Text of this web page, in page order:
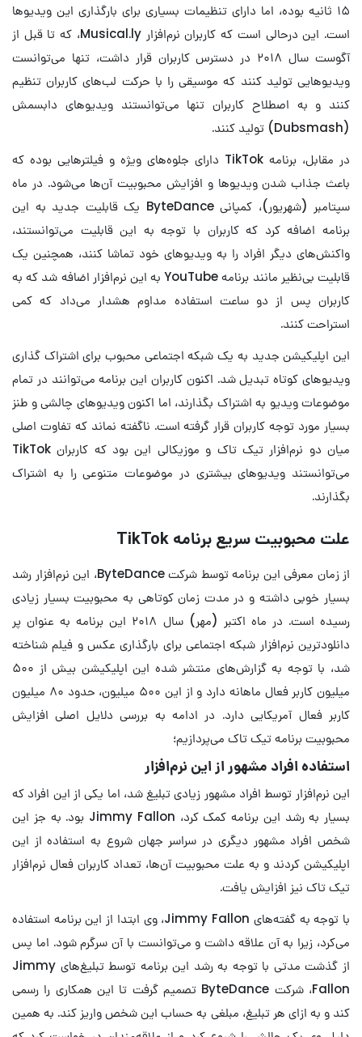
۱۵ ثانیه بوده، اما دارای تنظیمات بسیاری برای بارگذاری این ویدیوها
است. این درحالی است که کاربران نرم‌افزار Musical.ly، که تا قبل از
آگوست سال ۲۰۱۸ در دسترس کاربران قرار داشت، تنها می‌توانست
ویدیوهایی تولید کنند که موسیقی را با حرکت لب‌های کاربران تنظیم
کنند و به اصطلاح کاربران تنها می‌توانستند ویدیوهای دابسمش
(Dubsmash) تولید کنند.
در مقابل، برنامه TikTok دارای جلوه‌های ویژه و فیلترهایی بوده که
باعث جذاب شدن ویدیوها و افزایش محبوبیت آن‌ها می‌شود. در ماه
سپتامبر (شهریور)، کمپانی ByteDance یک قابلیت جدید به این
برنامه اضافه کرد که کاربران با توجه به این قابلیت می‌توانستند،
واکنش‌های دیگر افراد را به ویدیوهای خود تماشا کنند، همچنین یک
قابلیت بی‌نظیر مانند برنامه YouTube به این نرم‌افزار اضافه شد که به
کاربران پس از دو ساعت استفاده مداوم هشدار می‌داد که کمی
استراحت کنند.
این اپلیکیشن جدید به یک شبکه اجتماعی محبوب برای اشتراک گذاری
ویدیوهای کوتاه تبدیل شد. اکنون کاربران این برنامه می‌توانند در تمام
موضوعات ویدیو به اشتراک بگذارند، اما اکنون ویدیوهای چالشی و طنز
بسیار مورد توجه کاربران قرار گرفته است. ناگفته نماند که تفاوت اصلی
میان دو نرم‌افزار تیک تاک و موزیکالی این بود که کاربران TikTok
می‌توانستند ویدیوهای بیشتری در موضوعات متنوعی را به اشتراک
بگذارند.
علت محبوبیت سریع برنامه TikTok
از زمان معرفی این برنامه توسط شرکت ByteDance، این نرم‌افزار رشد
بسیار خوبی داشته و در مدت زمان کوتاهی به محبوبیت بسیار زیادی
رسیده است. در ماه اکتبر (مهر) سال ۲۰۱۸ این برنامه به عنوان پر
دانلودترین نرم‌افزار شبکه اجتماعی برای بارگذاری عکس و فیلم شناخته
شد، با توجه به گزارش‌های منتشر شده این اپلیکیشن بیش از ۵۰۰
میلیون کاربر فعال ماهانه دارد و از این ۵۰۰ میلیون، حدود ۸۰ میلیون
کاربر فعال آمریکایی دارد. در ادامه به بررسی دلایل اصلی افزایش
محبوبیت برنامه تیک تاک می‌پردازیم؛
استفاده افراد مشهور از این نرم‌افزار
این نرم‌افزار توسط افراد مشهور زیادی تبلیغ شد، اما یکی از این افراد که
بسیار به رشد این برنامه کمک کرد، Jimmy Fallon بود. به جز این
شخص افراد مشهور دیگری در سراسر جهان شروع به استفاده از این
اپلیکیشن کردند و به علت محبوبیت آن‌ها، تعداد کاربران فعال نرم‌افزار
تیک تاک نیز افزایش یافت.
با توجه به گفته‌های Jimmy Fallon، وی ابتدا از این برنامه استفاده
می‌کرد، زیرا به آن علاقه داشت و می‌توانست با آن سرگرم شود. اما پس
از گذشت مدتی با توجه به رشد این برنامه توسط تبلیغ‌های Jimmy
Fallon، شرکت ByteDance تصمیم گرفت تا این همکاری را رسمی
کند و به ازای هر تبلیغ، مبلغی به حساب این شخص واریز کند. به همین